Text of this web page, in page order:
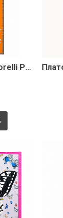
Платок Fuxia Di Morelli Pamela J3482